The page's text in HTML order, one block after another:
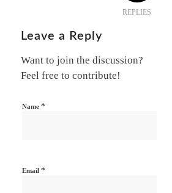
REPLIES
Leave a Reply
Want to join the discussion?
Feel free to contribute!
Name *
Email *